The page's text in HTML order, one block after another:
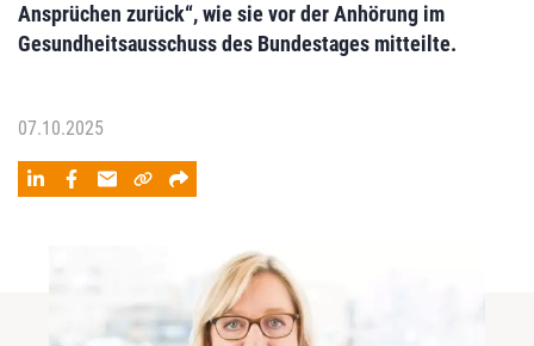
Ansprüchen zurück“, wie sie vor der Anhörung im
Gesundheitsausschuss des Bundestages mitteilte.
07.10.2025